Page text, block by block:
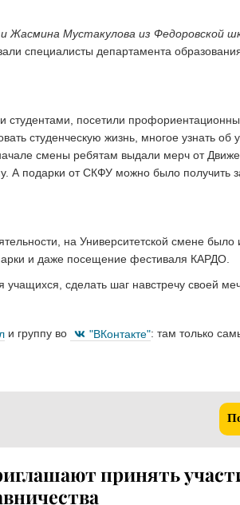
и Жасмина Мустакулова из Федоровской
специалисты департамента
посетили
студенческую жизнь, многое узнать об
смены ребятам выдали мерч от
А подарки от СКФУ можно было получить
на Университетской смене было
и даже посещение фестиваля КАРДО.
сделать шаг навстречу своей
и группу во "ВКонтакте": там только
принять